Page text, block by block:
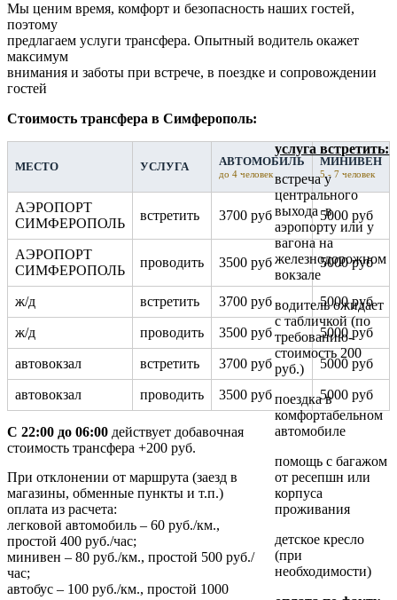
Мы ценим время, комфорт и безопасность наших гостей,
поэтому
предлагаем услуги трансфера. Опытный водитель окажет
максимум
внимания и заботы при встрече, в поездке и сопровождении
гостей
Стоимость трансфера в Симферополь:
МЕСТО УСЛУГА АВТОМОБИЛЬ
до 4 человек
МИНИВЕН
5 - 7 человек
АЭРОПОРТ
СИМФЕРОПОЛЬ
встретить 3700 руб 5000 руб
АЭРОПОРТ
СИМФЕРОПОЛЬ
проводить 3500 руб 5000 руб
ж/д встретить 3700 руб 5000 руб
ж/д проводить 3500 руб 5000 руб
автовокзал встретить 3700 руб 5000 руб
автовокзал проводить 3500 руб 5000 руб
С 22:00 до 06:00 действует добавочная
стоимость трансфера +200 руб.
При отклонении от маршрута (заезд в
магазины, обменные пункты и т.п.)
оплата из расчета:
легковой автомобиль – 60 руб./км.,
простой 400 руб./час;
минивен – 80 руб./км., простой 500 руб./
час;
автобус – 100 руб./км., простой 1000
услуга встретить:
встреча у
центрального
выхода в
аэропорту или у
вагона на
железнодорожном
вокзале
водитель ожидает
с табличкой (по
требованию-
стоимость 200
руб.)
поездка в
комфортабельном
автомобиле
помощь с багажом
от ресепшн или
корпуса
проживания
детское кресло
(при
необходимости)